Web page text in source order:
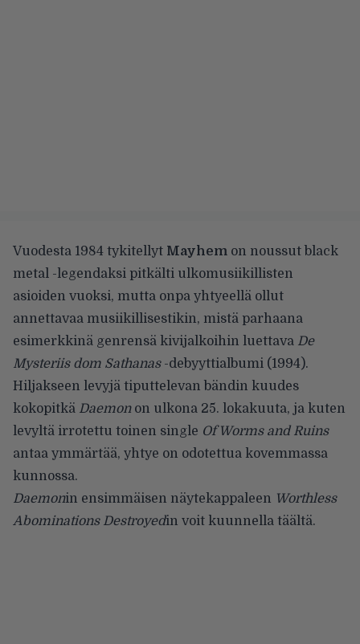
Vuodesta 1984 tykitellyt Mayhem on noussut black
metal -legendaksi pitkälti ulkomusiikillisten
asioiden vuoksi, mutta onpa yhtyeellä ollut
annettavaa musiikillisestikin, mistä parhaana
esimerkkinä genrensä kivijalkoihin luettava De
Mysteriis dom Sathanas-debyyttialbumi (1994).
Hiljakseen levyjä tiputtelevan bändin kuudes
kokopitkä Daemonon ulkona 25. lokakuuta, ja kuten
levyltä irrotettu toinen single Of Worms and Ruins
antaa ymmärtää, yhtye on odotettua kovemmassa
kunnossa.
Daemonin ensimmäisen näytekappaleen Worthless
Abominations Destroyedin voit kuunnella täältä.